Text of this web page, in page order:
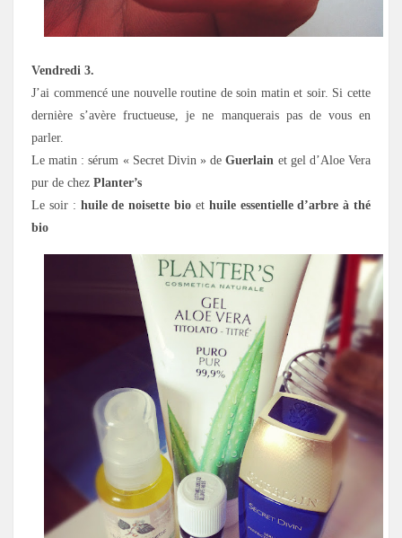
Vendredi 3.
J’ai commencé une nouvelle routine de soin matin et soir. Si cette
dernière s’avère fructueuse, je ne manquerais pas de vous en
parler.
Le matin : sérum « Secret Divin » deGuerlain et gel d’Aloe Vera
pur de chez Planter’s
Le soir : huile de noisette bio et huile essentielle d’arbre à thé
bio